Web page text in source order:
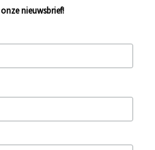
nieuwsbrief!